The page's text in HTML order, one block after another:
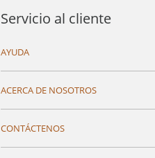
Servicio al cliente
AYUDA
ACERCA DE NOSOTROS
CONTÁCTENOS